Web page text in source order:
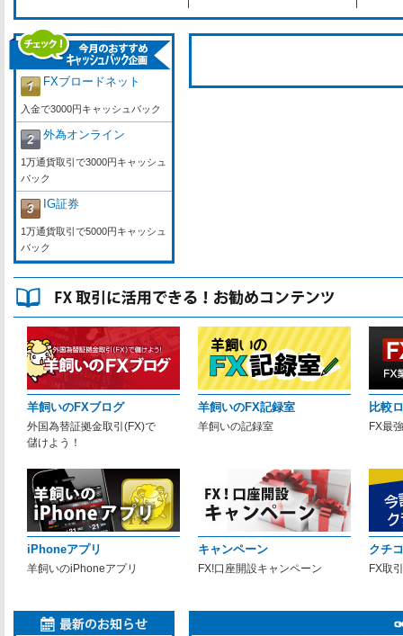
FXブロードネット
入金で3000円キャッシュバック
外為オンライン
1万通貨取引で3000円キャッシュ
バック
IG証券
1万通貨取引で5000円キャッシュ
バック
羊飼いのFXブログ
外国為替証拠金取引(FX)で
儲けよう！
羊飼いのFX記録室
羊飼いの記録室
比較
FX最
iPhoneアプリ
羊飼いのiPhoneアプリ
キャンペーン
FX!口座開設キャンペーン
クチ
FX取